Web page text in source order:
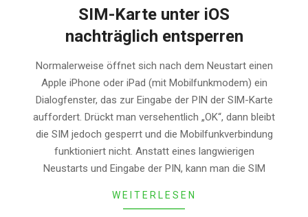
SIM-Karte unter iOS
nachträglich entsperren
05-
Normalerweise öffnet sich nach dem Neustart einen
Apple iPhone oder iPad (mit Mobilfunkmodem) ein
Dialogfenster, das zur Eingabe der PIN der SIM-Karte
auffordert. Drückt man versehentlich „OK“, dann bleibt
die SIM jedoch gesperrt und die Mobilfunkverbindung
funktioniert nicht. Anstatt eines langwierigen
Neustarts und Eingabe der PIN, kann man die SIM
WEITERLESEN